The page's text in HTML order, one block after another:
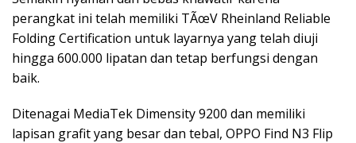
perangkat ini telah memiliki TÃœV Rheinland Reliable
Folding Certification untuk layarnya yang telah diuji
hingga 600.000 lipatan dan tetap berfungsi dengan
baik.
Ditenagai MediaTek Dimensity 9200 dan memiliki
lapisan grafit yang besar dan tebal, OPPO Find N3 Flip